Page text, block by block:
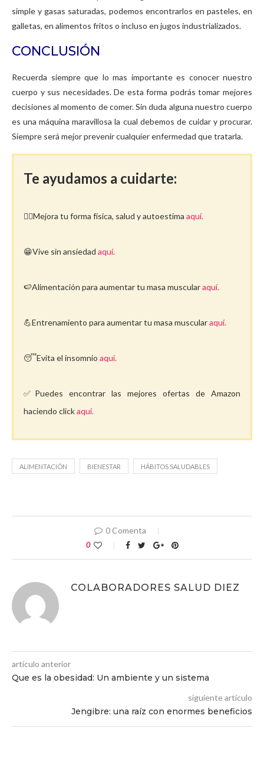
simple y gasas saturadas, podemos encontrarlos en pasteles, en
galletas, en alimentos fritos o incluso en jugos industrializados.
CONCLUSIÓN
Recuerda siempre que lo mas importante es conocer nuestro
cuerpo y sus necesidades. De esta forma podrás tomar mejores
decisiones al momento de comer. Sin duda alguna nuestro cuerpo
es una máquina maravillosa la cual debemos de cuidar y procurar.
Siempre será mejor prevenir cualquier enfermedad que tratarla.
Te ayudamos a cuidarte:
🤸‍♀️Mejora tu forma física, salud y autoestima aquí.
😁Vive sin ansiedad aquí.
🍉Alimentación para aumentar tu masa muscularaquí.
💪Entrenamiento para aumentar tu masa muscularaquí.
😴Evita el insomnio aquí.
✅Puedes encontrar las mejores ofertas de Amazon
haciendo clickaquí.
ALIMENTACIÓN BIENESTAR HÁBITOS SALUDABLES
0 Comenta
0
COLABORADORES SALUD DIEZ
artículo anterior
Que es la obesidad: Un ambiente y un sistema
siguiente artículo
Jengibre: una raíz con enormes beneficios